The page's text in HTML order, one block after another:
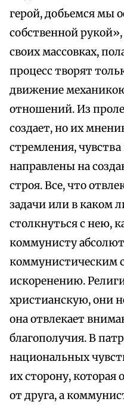
герой, добьемся мы
собственной
своих массовках,
процесс творят
движение
отношений. Из
создает, но их
стремления,
направлены на
строя. Все, что
задачи или в каком
столкнуться с нею,
коммунисту
коммунистическим
искоренению.
христианскую, они
она отвлекает
благополучия. В
национальных
их сторону, которая
от друга, а